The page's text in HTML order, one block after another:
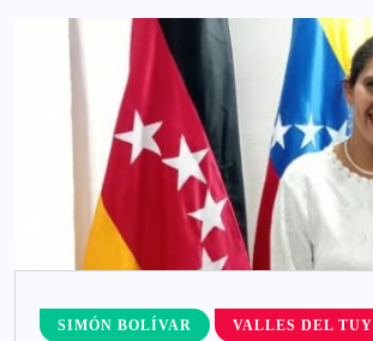
SIMÓN BOLÍVAR VALLES DEL TUY